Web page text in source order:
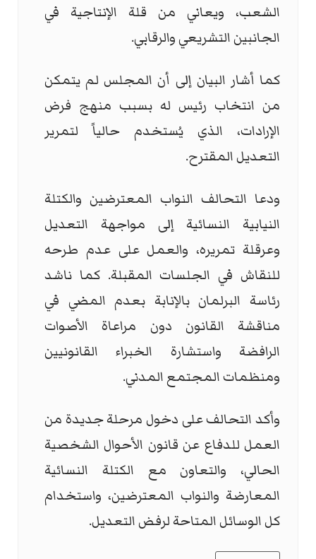
الشعب، ويعاني من قلة الإنتاجية في
الجانبين التشريعي والرقابي.
كما أشار البيان إلى أن المجلس لم يتمكن
من انتخاب رئيس له بسبب منهج فرض
الإرادات، الذي يُستخدم حالياً لتمرير
التعديل المقترح.
ودعا التحالف النواب المعترضين والكتلة
النيابية النسائية إلى مواجهة التعديل
وعرقلة تمريره، والعمل على عدم طرحه
للنقاش في الجلسات المقبلة. كما ناشد
رئاسة البرلمان بالإنابة بعدم المضي في
مناقشة القانون دون مراعاة الأصوات
الرافضة واستشارة الخبراء القانونيين
ومنظمات المجتمع المدني.
وأكد التحالف على دخول مرحلة جديدة من
العمل للدفاع عن قانون الأحوال الشخصية
الحالي، والتعاون مع الكتلة النسائية
المعارضة والنواب المعترضين، واستخدام
كل الوسائل المتاحة لرفض التعديل.